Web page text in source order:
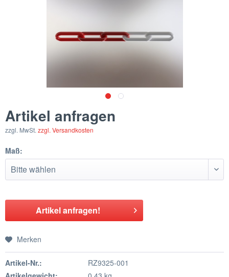
Artikel anfragen
zzgl. MwSt. zzgl. Versandkosten
Maß:
Artikel anfragen!
Merken
Artikel-Nr.:
RZ9325-001